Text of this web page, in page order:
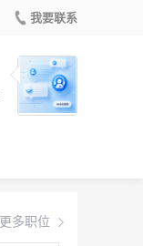
我要联系
更多职位